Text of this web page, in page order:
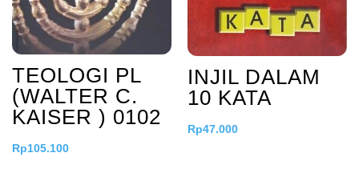
TEOLOGI PL
(WALTER C.
KAISER ) 0102
Rp105.100
INJIL DALAM
10 KATA
Rp47.000